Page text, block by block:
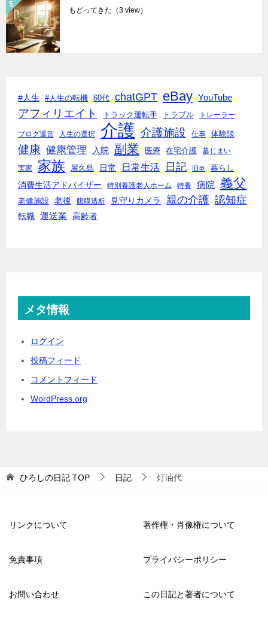
もどってきた （3 view）
#人生 #人生の転機 60代 chatGPT eBay YouTube
アフィリエイト トラック運転手 トラブル トレーラー
ブログ運営 人生の選択 介護 介護施設 仕事 体験談
健康 健康管理 入院 副業 医療 在宅介護 墓じまい
実家 家族 屋久島 日常 日常生活 日記 旧車 暮らし
消費生活アドバイザー 特別養護老人ホーム 特養 病院 義父
老健施設 老後 腹膜透析 見守りカメラ 親の介護 認知症
転職 運送業 高齢者
メタ情報
ログイン
投稿フィード
コメントフィード
WordPress.org
ひろしの日記 TOP 日記 灯油代
リンクについて 著作権・肖像権について
免責事項 プライバシーポリシー
お問い合わせ この日記と著者について